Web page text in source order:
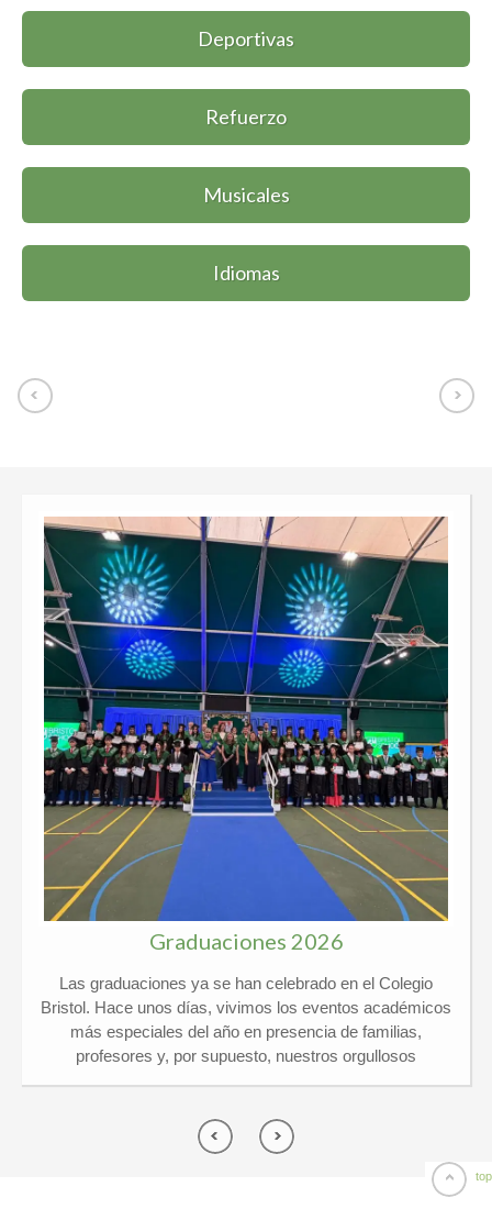
Deportivas
Refuerzo
Musicales
Idiomas
Graduaciones 2026
Las graduaciones ya se han celebrado en el Colegio
Bristol. Hace unos días, vivimos los eventos académicos
más especiales del año en presencia de familias,
profesores y, por supuesto, nuestros orgullosos
emocionante en el Colegio Privado Bristol, ¡y por partida
doble! Celebramos juntos las graduaciones de
montón de familias y profesores. ¡El ambiente no pudo
top